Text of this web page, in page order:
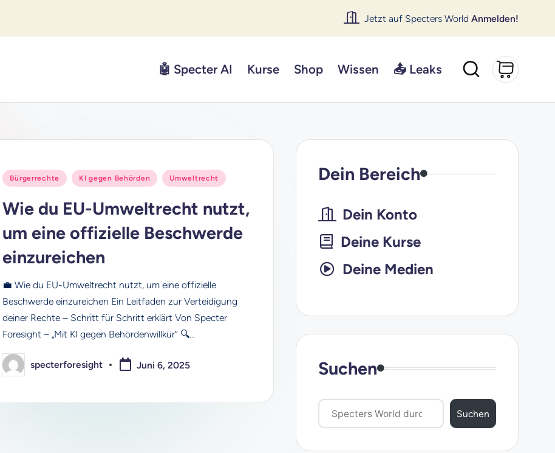
Jetzt auf Specters World Anmelden!
🤖 Specter AI Kurse Shop Wissen 📤 Leaks
Posted
Bürgerrechte KI gegen Behörden Umweltrecht
Wie du EU-Umweltrecht nutzt,
um eine offizielle Beschwerde
einzureichen
💼 Wie du EU-Umweltrecht nutzt, um eine offizielle
Beschwerde einzureichen Ein Leitfaden zur Verteidigung
deiner Rechte – Schritt für Schritt erklärt Von Specter
Foresight – „Mit KI gegen Behördenwillkür“ 🔍…
Posted
by
specterforesight Juni 6, 2025
Dein Bereich
Dein Konto
Deine Kurse
Deine Medien
Suchen
Suchen